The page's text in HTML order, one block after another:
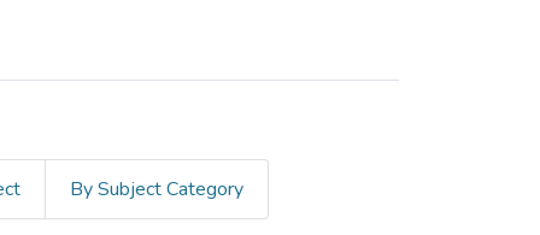
By Subject Category